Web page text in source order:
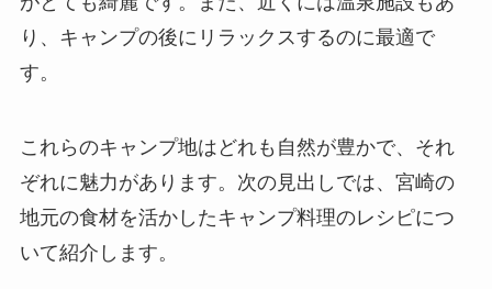
り、キャンプの後にリラックスするのに最適で
す。
これらのキャンプ地はどれも自然が豊かで、それ
ぞれに魅力があります。次の見出しでは、宮崎の
地元の食材を活かしたキャンプ料理のレシピにつ
いて紹介します。